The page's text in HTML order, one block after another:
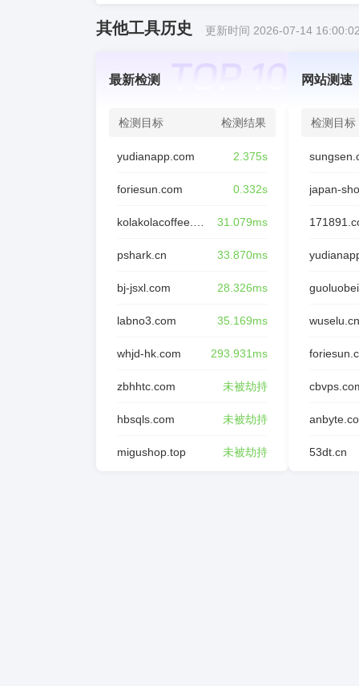
其他工具历史 更新时间 2026-07-14
最新检测
检测目标 检测结果
yudianapp.com 2.375s
foriesun.com 0.332s
31.079ms
pshark.cn 33.870ms
bj-jsxl.com 28.326ms
labno3.com 35.169ms
whjd-hk.com 293.931ms
zbhhtc.com 未被劫持
hbsqls.com 未被劫持
migushop.top 未被劫持
网站测速
检测目标
japan-
wuselu.cn
53dt.cn